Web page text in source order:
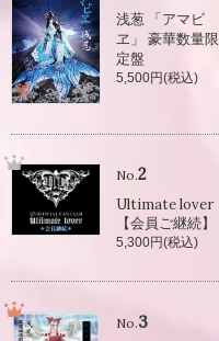
浅葱 「アマビ
ヱ」 豪華数量限
定盤
5,500円(税込)
No.2
Ultimate lover
【会員ご継続】
5,300円(税込)
No.3